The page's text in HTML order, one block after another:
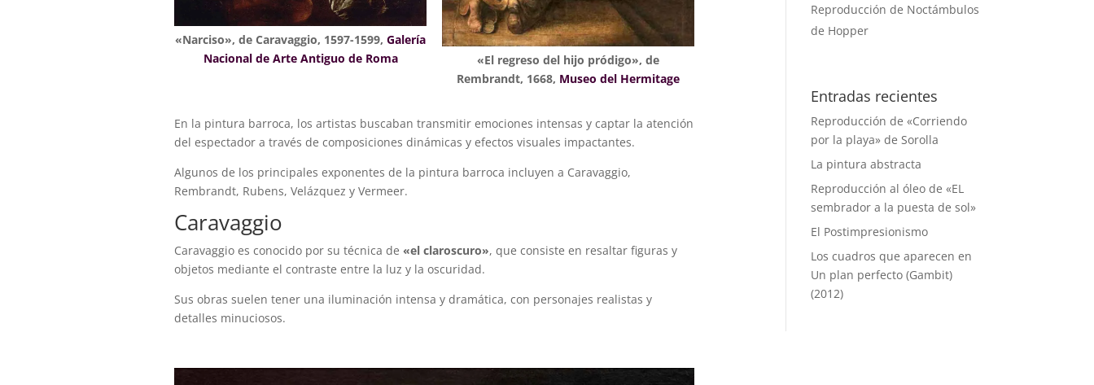
«Narciso», de Caravaggio, 1597-1599,Galería
Nacional de Arte Antiguo de Roma
«El regreso del hijo pródigo», de
Rembrandt, 1668, Museo del Hermitage
En la pintura barroca, los artistas buscaban transmitir emociones intensas y captar la atención
del espectador a través de composiciones dinámicas y efectos visuales impactantes.
Algunos de los principales exponentes de la pintura barroca incluyen a Caravaggio,
Rembrandt, Rubens, Velázquez y Vermeer.
Caravaggio
Caravaggio es conocido por su técnica de «el claroscuro», que consiste en resaltar figuras y
objetos mediante el contraste entre la luz y la oscuridad.
Sus obras suelen tener una iluminación intensa y dramática, con personajes realistas y
detalles minuciosos.
Reproducción de Noctámbulos
de Hopper
Entradas recientes
Reproducción de «Corriendo
por la playa» de Sorolla
La pintura abstracta
Reproducción al óleo de «EL
sembrador a la puesta de sol»
El Postimpresionismo
Los cuadros que aparecen en
Un plan perfecto (Gambit)
(2012)